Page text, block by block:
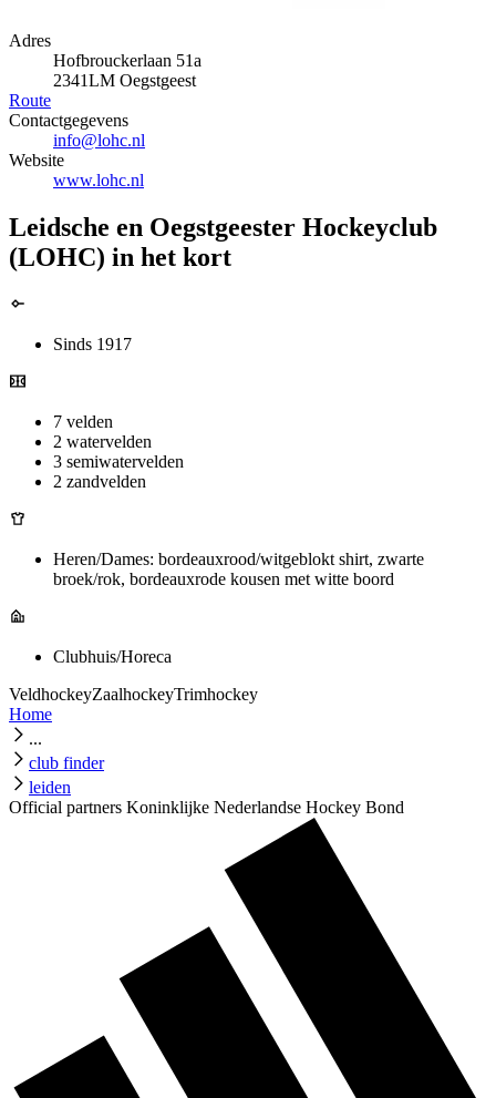
Adres
Hofbrouckerlaan 51a
2341LM Oegstgeest
Route
Contactgegevens
info@lohc.nl
Website
www.lohc.nl
Leidsche en Oegstgeester Hockeyclub
(LOHC) in het kort
Sinds 1917
7 velden
2 watervelden
3 semiwatervelden
2 zandvelden
Heren/Dames: bordeauxrood/witgeblokt shirt, zwarte
broek/rok, bordeauxrode kousen met witte boord
Clubhuis/Horeca
VeldhockeyZaalhockeyTrimhockey
Home
...
club finder
leiden
Official partners Koninklijke Nederlandse Hockey Bond